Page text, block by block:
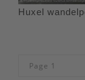
Huxel